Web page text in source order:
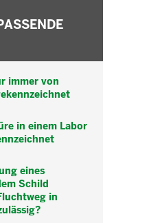
immer von
in einem Labor
eines
Schild
in